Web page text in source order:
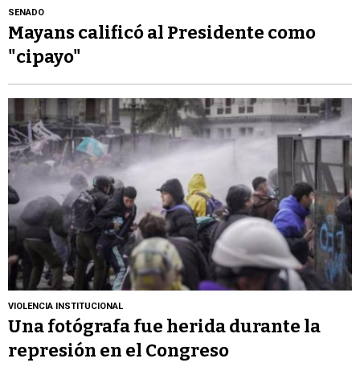
SENADO
Mayans calificó al Presidente como
"cipayo"
VIOLENCIA INSTITUCIONAL
Una fotógrafa fue herida durante la
represión en el Congreso